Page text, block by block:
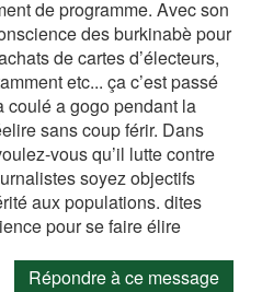
de programme. Avec son
des burkinabè pour
de cartes d’électeurs,
etc... ça c’est passé
coulé a gogo pendant la
sans coup férir. Dans
vous qu’il lutte contre
soyez objectifs
aux populations. dites
pour se faire élire
Répondre à ce message